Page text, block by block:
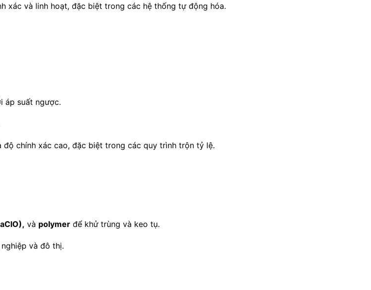
xác và linh hoạt, đặc biệt trong các hệ thống tự động hóa.
áp suất ngược.
chính xác cao, đặc biệt trong các quy trình trộn tỷ lệ.
và polymer để khử trùng và keo tụ.
và đô thị.